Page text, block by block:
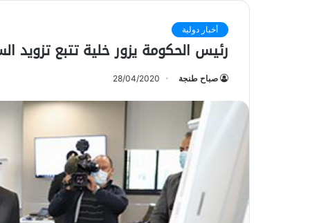
أخبار دولية
رئيس الحكومة يزور خلية تتبع تزويد
صباح طنجة 28/04/2020